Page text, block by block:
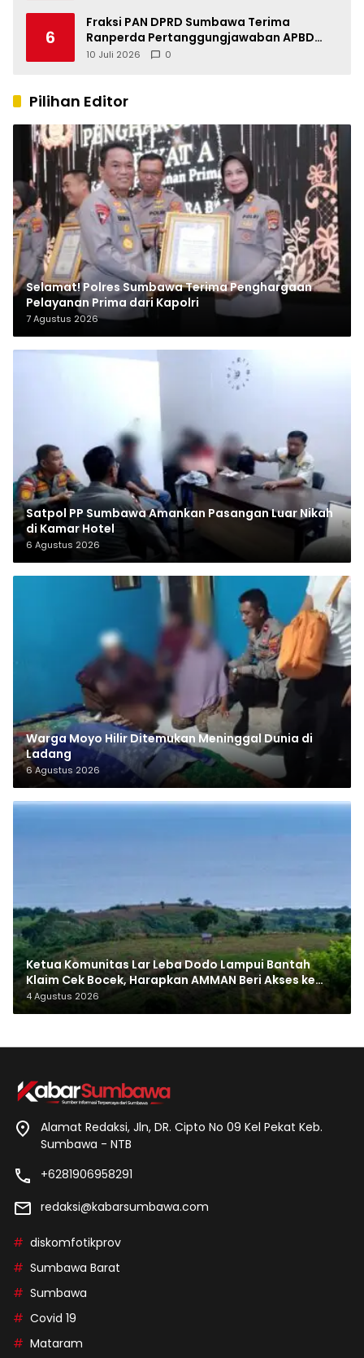
6
Fraksi PAN DPRD Sumbawa Terima
Ranperda Pertanggungjawaban APBD
2025, Soroti SILPA Rp201,68 Miliar dan
10 Juli 2026 0
Pilihan Editor
Selamat! Polres Sumbawa Terima Penghargaan
Pelayanan Prima dari Kapolri
7 Agustus 2026
Satpol PP Sumbawa Amankan Pasangan Luar Nikah
di Kamar Hotel
6 Agustus 2026
Warga Moyo Hilir Ditemukan Meninggal Dunia di
Ladang
6 Agustus 2026
Ketua Komunitas Lar Leba Dodo Lampui Bantah
Klaim Cek Bocek, Harapkan AMMAN Beri Akses ke
Makam Leluhur
4 Agustus 2026
Alamat Redaksi, Jln, DR. Cipto No 09 Kel Pekat Keb.
Sumbawa - NTB
+6281906958291
redaksi@kabarsumbawa.com
diskomfotikprov
Sumbawa Barat
Sumbawa
Covid 19
Mataram